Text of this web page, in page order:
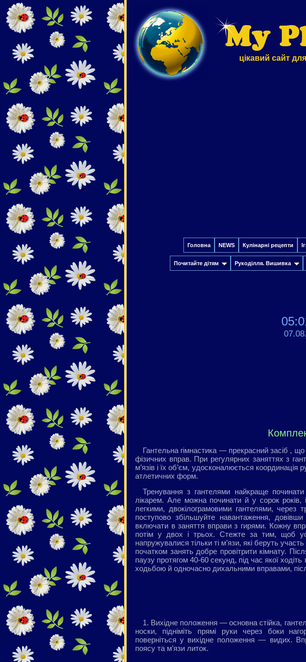
цікавий сайт
Головна NEWS Кулінарні рецепти
Почитайте дітям Рукоділля. Вишивка
Гантельна гімнастика — прекрасний засіб ,
фізичних вправ. При регулярних заняттях з
м’язів і їх об’єм, удосконалюється координація
атлетичних форм.
Тренування з гантелями найкраще
лікарем. Але можна починати й у сорок років,
легкими, двокілограмовими гантелями, через
поступово збільшуйте навантаження,
включати в заняття вправи з гирями. Кожну
потім у двох і трьох. Стежте за тим, щоб
напружувалися тільки ті м’язи, які беруть
початком занять добре провітрити кімнату.
паузу протягом 40-60 секунд, під час якої
ходьбою й одночасно дихальними вправами,
1. Вихідне положення — основна стійка,
носки, підніміть прямі руки через боки
поверніться у вихідне положення — видих.
поясу та м’язи литок.